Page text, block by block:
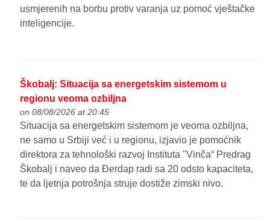
usmjerenih na borbu protiv varanja uz pomoć vještačke
inteligencije.
Škobalj: Situacija sa energetskim sistemom u
regionu veoma ozbiljna
on 08/08/2026 at 20:45
Situacija sa energetskim sistemom je veoma ozbiljna,
ne samo u Srbiji već i u regionu, izjavio je pomoćnik
direktora za tehnološki razvoj Instituta "Vinča“ Predrag
Škobalj i naveo da Đerdap radi sa 20 odsto kapaciteta,
te da ljetnja potrošnja struje dostiže zimski nivo.